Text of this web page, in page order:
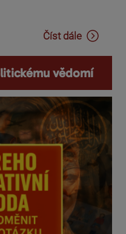
Číst dále
vědomí